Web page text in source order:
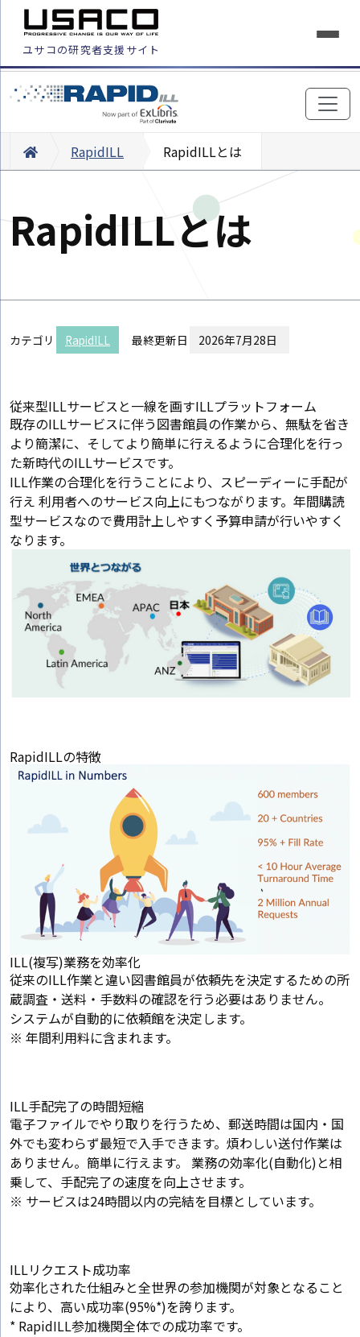
ユサコの研究者支援サイト
RapidILL RapidILLとは
RapidILLとは
カテゴリ RapidILL 最終更新日 2026年7月28日
従来型ILLサービスと一線を画すILLプラットフォーム
既存のILLサービスに伴う図書館員の作業から、無駄を省き
より簡潔に、そしてより簡単に行えるように合理化を行っ
た新時代のILLサービスです。
ILL作業の合理化を行うことにより、スピーディーに手配が
行え 利用者へのサービス向上にもつながります。年間購読
型サービスなので費用計上しやすく予算申請が行いやすく
なります。
RapidILLの特徴
ILL(複写)業務を効率化
従来のILL作業と違い図書館員が依頼先を決定するための所
蔵調査・送料・手数料の確認を行う必要はありません。
システムが自動的に依頼館を決定します。
※ 年間利用料に含まれます。
ILL手配完了の時間短縮
電子ファイルでやり取りを行うため、郵送時間は国内・国
外でも変わらず最短で入手できます。煩わしい送付作業は
ありません。簡単に行えます。 業務の効率化(自動化)と相
乗して、手配完了の速度を向上させます。
※ サービスは24時間以内の完結を目標としています。
ILLリクエスト成功率
効率化された仕組みと全世界の参加機関が対象となること
により、高い成功率(95%*)を誇ります。
* RapidILL参加機関全体での成功率です。